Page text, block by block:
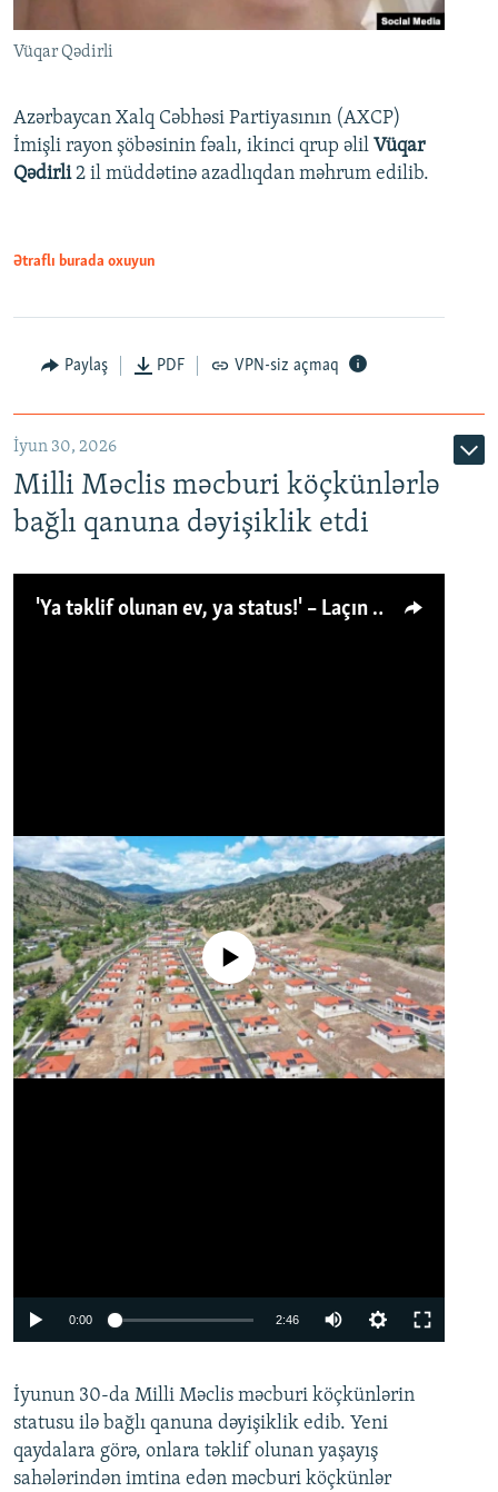
Vüqar Qədirli
Azərbaycan Xalq Cəbhəsi Partiyasının (AXCP)
İmişli rayon şöbəsinin fəalı, ikinci qrup əlil Vüqar
Qədirli2 il müddətinə azadlıqdan məhrum edilib.
Ətraflı burada oxuyun
Paylaş PDF VPN-siz açmaq
İyun 30, 2026
Milli Məclis məcburi köçkünlərlə
bağlı qanuna dəyişiklik etdi
'Ya təklif olunan ev, ya status!' – Laçın köçkünü: 'Laçından başqa heç hara!'
No media source currently available
0:00 2:46
360p
480p
720p
İyunun 30-da Milli Məclis məcburi köçkünlərin
statusu ilə bağlı qanuna dəyişiklik edib. Yeni
qaydalara görə, onlara təklif olunan yaşayış
sahələrindən imtina edən məcburi köçkünlər